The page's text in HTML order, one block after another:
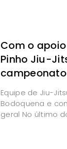
Com o
Pinho Jiu-
campeonato
Equipe de Jiu-
Bodoquena e
geral No último